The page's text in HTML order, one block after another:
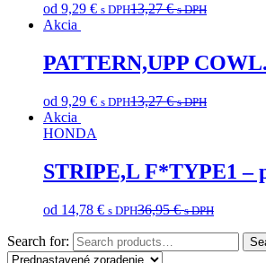
od 9,29 € s DPH13,27€ s DPH
Akcia
PATTERN,UPP
od 9,29 € s DPH13,27€ s DPH
Akcia
HONDA
STRIPE,L F*TYPE1 –
od 14,78 € s DPH36,95€ s DPH
Search for: